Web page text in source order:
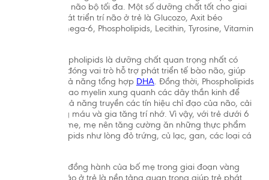
và học hỏi của não bộ tối đa. Một số dưỡng chất tốt cho giai
đoạn vàng phát triển trí não ở trẻ là Glucozo, Axit béo
Omega-3, Omega-6, Phospholipids, Lecithin, Tyrosine, Vitamin
Trong đó, Phospholipids là dưỡng chất quan trọng nhất có
trong sữa mẹ đóng vai trò hỗ trợ phát triển tế bào não, giúp
cơ thể tăng khả năng tổng hợp DHA. Đồng thời, Phospholipids
còn giúp tạo bao myelin xung quanh các dây thần kinh để
tăng cường khả năng truyền các tín hiệu chỉ đạo của não, cải
thiện lưu thông máu và gia tăng trí nhớ. Vì vậy, với trẻ dưới 6
tháng tuổi bú mẹ, mẹ nên tăng cường ăn những thực phẩm
giàu Phospholipids như lòng đỏ trứng, củ lạc, gan, các loại cá
Có thể nói, sự đồng hành của bố mẹ trong giai đoạn vàng